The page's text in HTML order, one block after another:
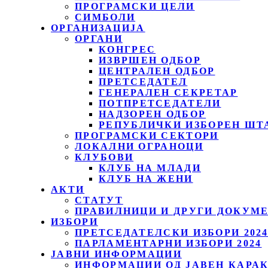
ПРОГРАМСКИ ЦЕЛИ
СИМБОЛИ
ОРГАНИЗАЦИЈА
ОРГАНИ
КОНГРЕС
ИЗВРШЕН ОДБОР
ЦЕНТРАЛЕН ОДБОР
ПРЕТСЕДАТЕЛ
ГЕНЕРАЛЕН СЕКРЕТАР
ПОТПРЕТСЕДАТЕЛИ
НАДЗОРЕН ОДБОР
РЕПУБЛИЧКИ ИЗБОРЕН
ПРОГРАМСКИ СЕКТОРИ
ЛОКАЛНИ ОГРАНОЦИ
КЛУБОВИ
КЛУБ НА МЛАДИ
КЛУБ НА ЖЕНИ
АКТИ
СТАТУТ
ПРАВИЛНИЦИ И ДРУГИ
ИЗБОРИ
ПРЕТСЕДАТЕЛСКИ ИЗБОРИ 2024
ПАРЛАМЕНТАРНИ ИЗБОРИ 2024
ЈАВНИ ИНФОРМАЦИИ
ИНФОРМАЦИИ ОД ЈАВЕН